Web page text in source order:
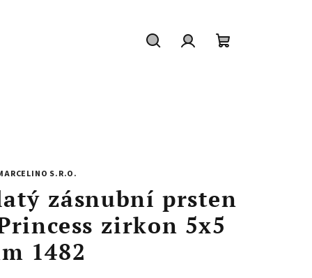
S.R.O.
zásnubní prsten
zirkon 5x5
1482